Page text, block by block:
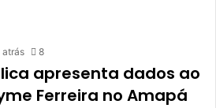
atrás 8
apresenta dados ao
Ferreira no Amapá